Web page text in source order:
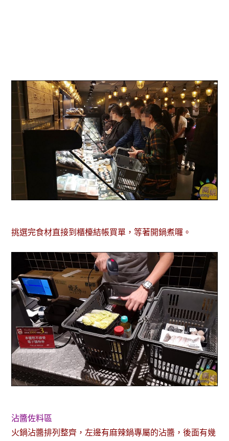
挑選完食材直接到櫃檯結帳買單，等著開鍋煮囉。
沾醬佐料區
火鍋沾醬排列整齊，左邊有麻辣鍋專屬的沾醬，後面有幾